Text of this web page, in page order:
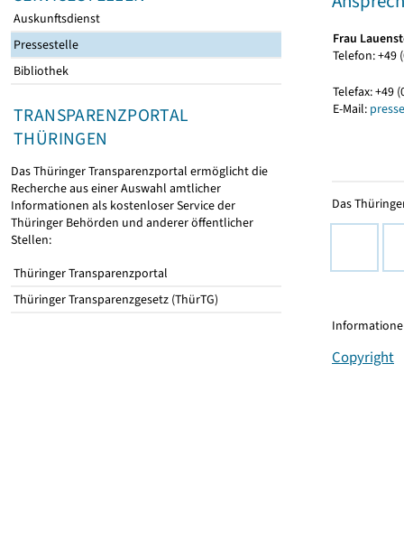
Auskunftsdienst
Pressestelle
Bibliothek
TRANSPARENZPORTAL
THÜRINGEN
Das Thüringer Transparenzportal ermöglicht die
Recherche aus einer Auswahl amtlicher
Informationen als kostenloser Service der
Thüringer Behörden und anderer öffentlicher
Stellen:
Thüringer Transparenzportal
Thüringer Transparenzgesetz (ThürTG)
Frau
Telefon: +49
Telefax: +49
E-Mail:
Das
Copyright